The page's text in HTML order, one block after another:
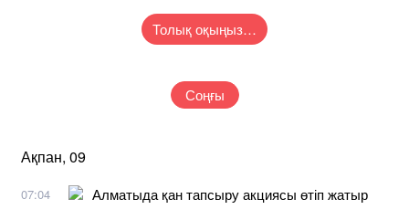
Толық оқыңыз…
Соңғы
Ақпан, 09
07:04 Алматыда қан тапсыру акциясы өтіп жатыр